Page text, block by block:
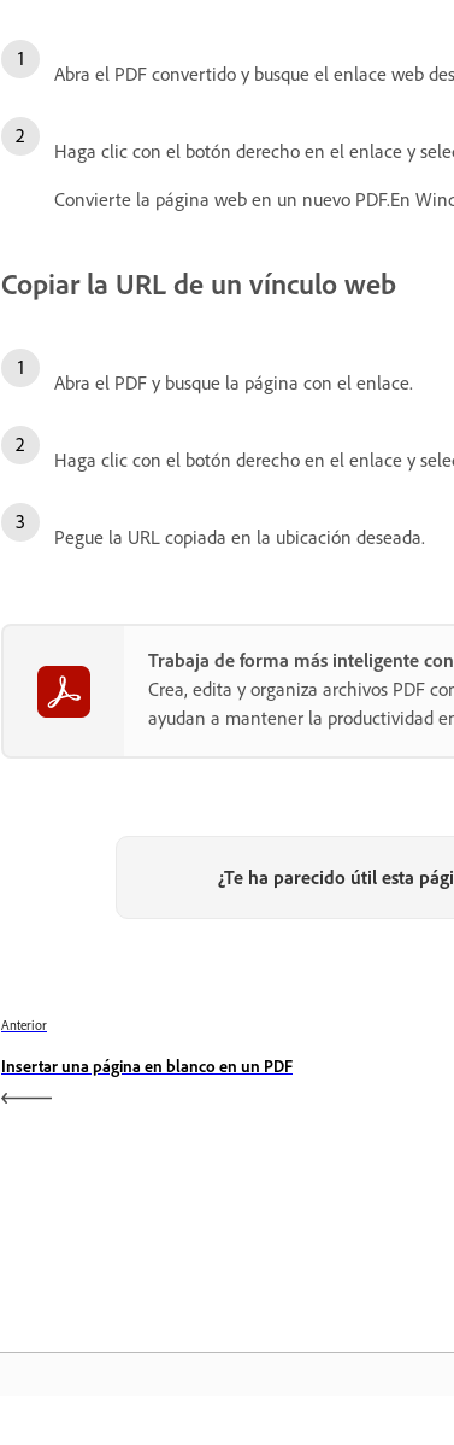
Abra el PDF convertido y busque el enlace web
Haga clic con el botón derecho en el enlace y
Convierte la página web en un nuevo PDF.En
Copiar la URL de un vínculo web
Abra el PDF y busque la página con el enlace.
Haga clic con el botón derecho en el enlace y
Pegue la URL copiada en la ubicación deseada.
Trabaja de forma más inteligente
Crea, edita y organiza archivos PDF
ayudan a mantener la productividad
¿Te ha parecido útil esta
Anterior
Insertar una página en blanco en un PDF